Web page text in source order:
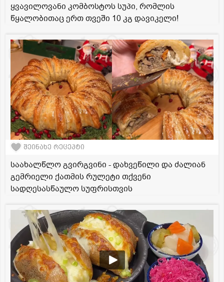
ყვავილოვანი კომბოსტოს სუპი, რომლის
წყალობითაც ერთ თვეში 10 კგ დავიკელი!
შეინახე რეცეპტი
საახალწლო გვირგვინი - დახვეწილი და ძალიან
გემრიელი ქათმის რულეტი თქვენი
სადღესასწაულო სუფრისთვის